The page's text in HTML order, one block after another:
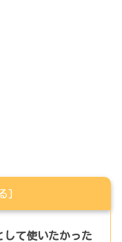
て使いたかった